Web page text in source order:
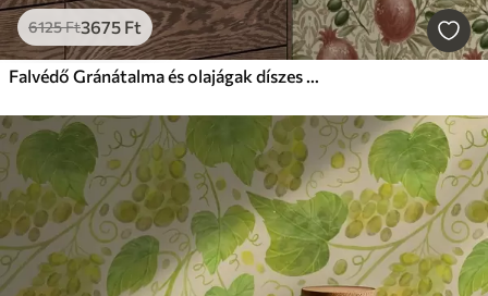
6125Ft3675 Ft
Falvédő Gránátalma és olajágak díszes háttér előtt